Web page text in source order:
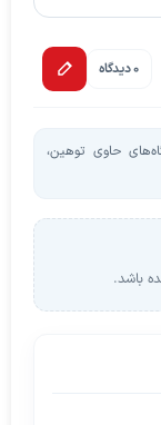
0 دیدگاه
حاوی توهین،
باشد.